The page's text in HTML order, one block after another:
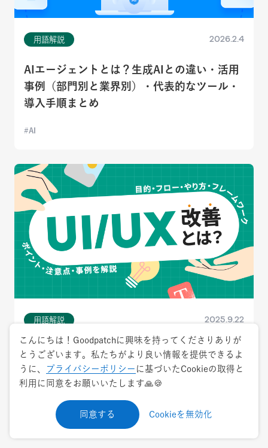
用語解説 2026.2.4
AIエージェントとは？生成AIとの違い・活用
事例（部門別と業界別）・代表的なツール・
導入手順まとめ
AI
用語解説 2025.9.22
UI/UX改善とは？目的・フロー・やり方・フ
レームワーク・ポイント・注意点・事例を解
説【チェックリスト付】
UIデザイン UXデザイン
こんにちは！Goodpatchに興味を持ってくださりありが
とうございます。私たちがより良い情報を提供できるよ
うに、
プライバシーポリシー に基づいたCookieの取得と
利用に同意をお願いいたします🙏🍪
同意する Cookieを無効化